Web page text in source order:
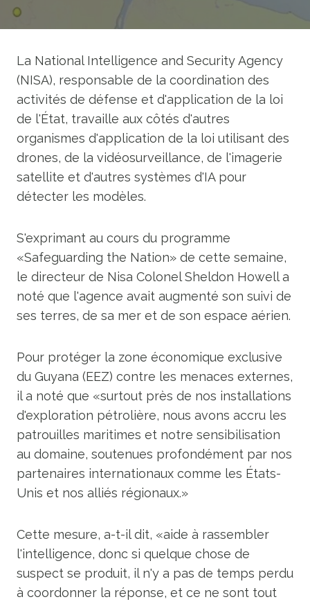
La National Intelligence and Security Agency
(NISA), responsable de la coordination des
activités de défense et d'application de la loi
de l'État, travaille aux côtés d'autres
organismes d'application de la loi utilisant des
drones, de la vidéosurveillance, de l'imagerie
satellite et d'autres systèmes d'IA pour
détecter les modèles.
S'exprimant au cours du programme
«Safeguarding the Nation» de cette semaine,
le directeur de Nisa Colonel Sheldon Howell a
noté que l'agence avait augmenté son suivi de
ses terres, de sa mer et de son espace aérien.
Pour protéger la zone économique exclusive
du Guyana (EEZ) contre les menaces externes,
il a noté que «surtout près de nos installations
d'exploration pétrolière, nous avons accru les
patrouilles maritimes et notre sensibilisation
au domaine, soutenues profondément par nos
partenaires internationaux comme les États-
Unis et nos alliés régionaux.»
Cette mesure, a-t-il dit, «aide à rassembler
l'intelligence, donc si quelque chose de
suspect se produit, il n'y a pas de temps perdu
à coordonner la réponse, et ce ne sont tout